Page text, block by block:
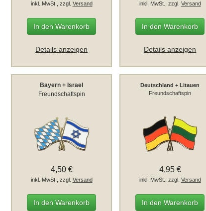
inkl. MwSt., zzgl. Versand
In den Warenkorb
Details anzeigen
inkl. MwSt., zzgl. Versand
In den Warenkorb
Details anzeigen
Bayern + Israel
Freundschaftspin
4,50 €
inkl. MwSt., zzgl. Versand
In den Warenkorb
Deutschland + Litauen
Freundschaftspin
4,95 €
inkl. MwSt., zzgl. Versand
In den Warenkorb